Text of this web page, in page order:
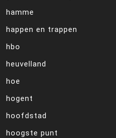
hamme
happen en trappen
hbo
heuvelland
hoe
hogent
hoofdstad
hoogste punt